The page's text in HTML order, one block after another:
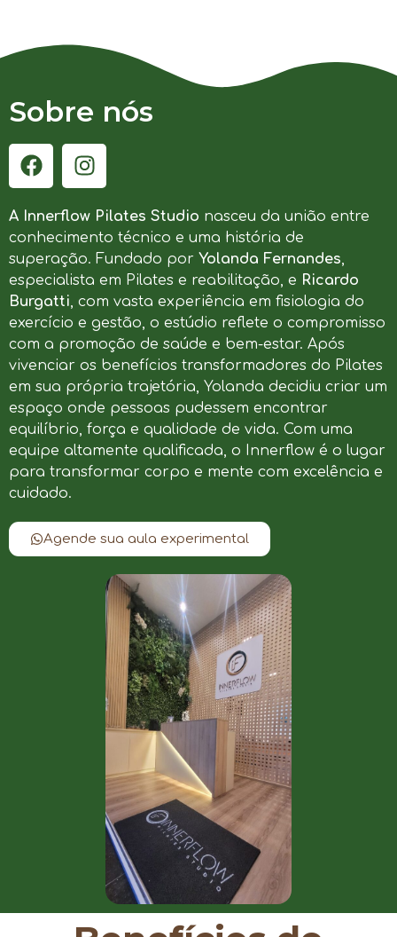
Sobre nós
A Innerflow Pilates Studio nasceu da união entre
conhecimento técnico e uma história de
superação. Fundado por Yolanda Fernandes,
especialista em Pilates e reabilitação, e Ricardo
Burgatti, com vasta experiência em fisiologia do
exercício e gestão, o estúdio reflete o compromisso
com a promoção de saúde e bem-estar. Após
vivenciar os benefícios transformadores do Pilates
em sua própria trajetória, Yolanda decidiu criar um
espaço onde pessoas pudessem encontrar
equilíbrio, força e qualidade de vida. Com uma
equipe altamente qualificada, o Innerflow é o lugar
para transformar corpo e mente com excelência e
cuidado.
Agende sua aula experimental